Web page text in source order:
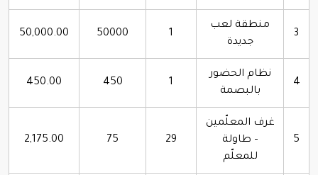
3
منطقة لعب
جديدة
1
50000
50,000.00
4
نظام الحضور
بالبصمة
1
450
450.00
5
غرف المعلّمين
– طاولة
للمعلّم
29
75
2,175.00